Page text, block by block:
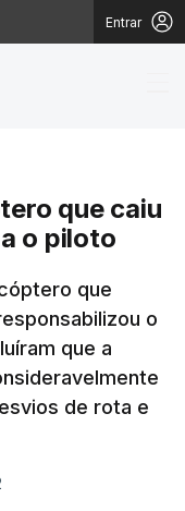
Entrar
que caiu
o piloto
que
o
que a
de rota e